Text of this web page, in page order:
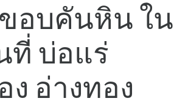
อบคันหิน ใน
ที่ บ่อแร่
อ่างทอง